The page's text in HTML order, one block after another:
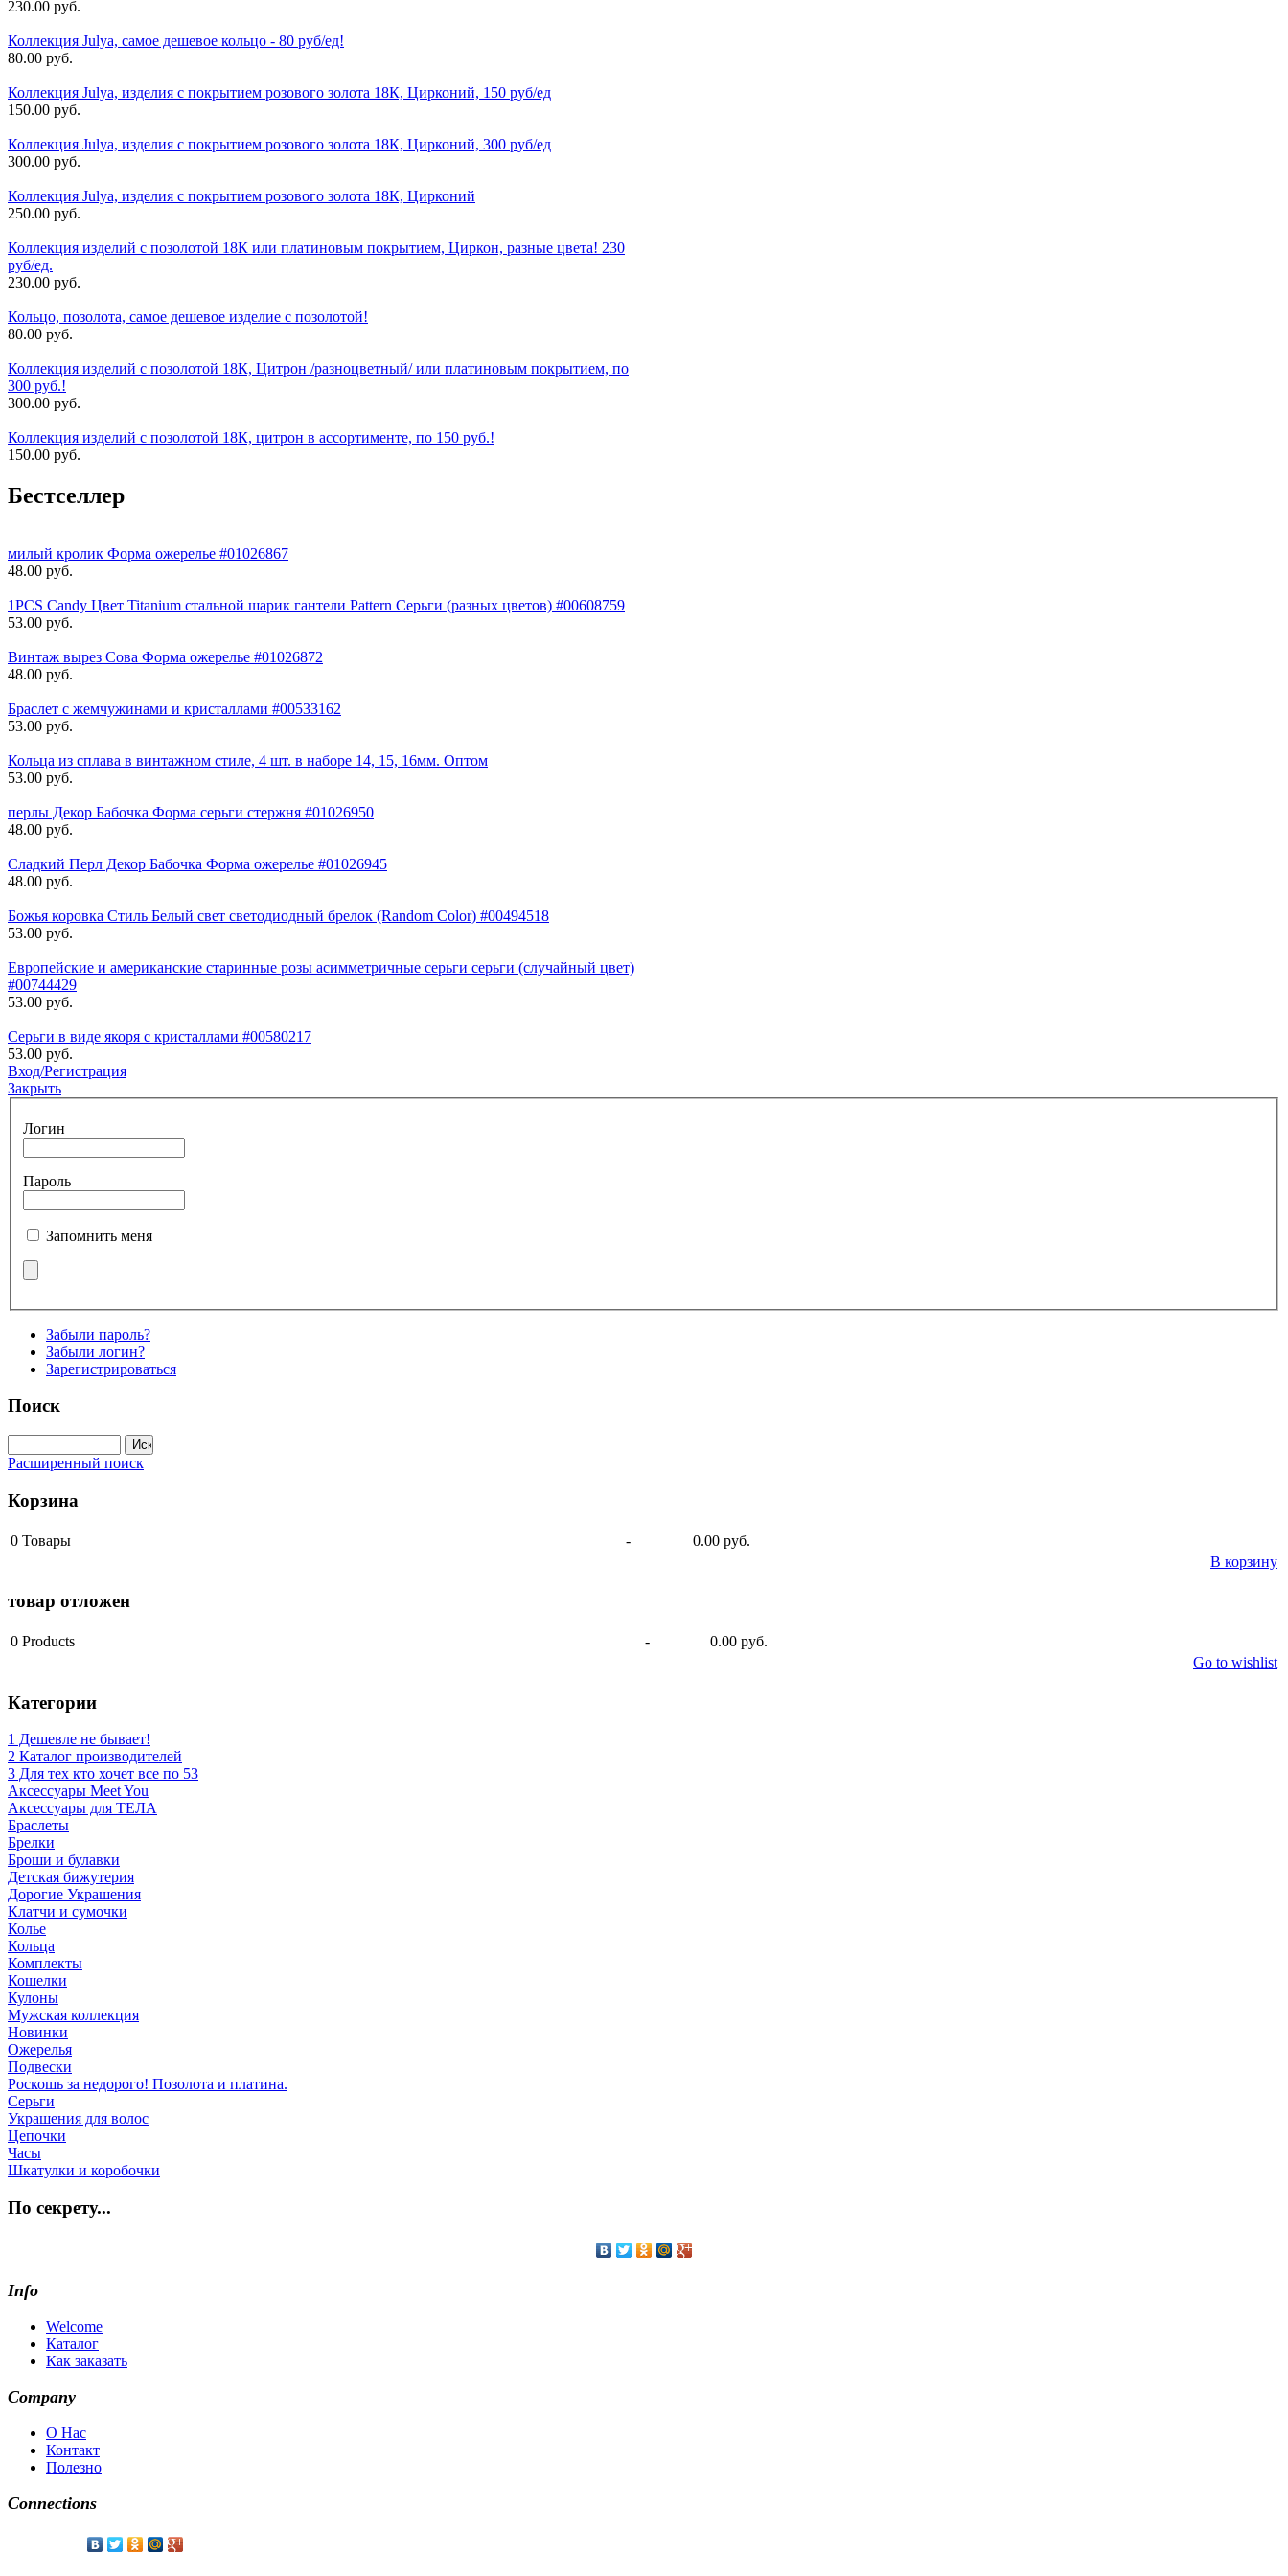
230.00 руб.
Коллекция Julya, самое дешевое кольцо - 80 руб/ед!
80.00 руб.
Коллекция Julya, изделия с покрытием розового золота 18К, Цирконий, 150 руб/ед
150.00 руб.
Коллекция Julya, изделия с покрытием розового золота 18К, Цирконий, 300 руб/ед
300.00 руб.
Коллекция Julya, изделия с покрытием розового золота 18К, Цирконий
250.00 руб.
Коллекция изделий с позолотой 18К или платиновым покрытием, Циркон, разные цвета! 230
руб/ед.
230.00 руб.
Кольцо, позолота, самое дешевое изделие с позолотой!
80.00 руб.
Коллекция изделий с позолотой 18К, Цитрон /разноцветный/ или платиновым покрытием, по
300 руб.!
300.00 руб.
Коллекция изделий с позолотой 18К, цитрон в ассортименте, по 150 руб.!
150.00 руб.
Бестселлер
милый кролик Форма ожерелье #01026867
48.00 руб.
1PCS Candy Цвет Titanium стальной шарик гантели Pattern Серьги (разных цветов) #00608759
53.00 руб.
Винтаж вырез Сова Форма ожерелье #01026872
48.00 руб.
Браслет с жемчужинами и кристаллами #00533162
53.00 руб.
Кольца из сплава в винтажном стиле, 4 шт. в наборе 14, 15, 16мм. Оптом
53.00 руб.
перлы Декор Бабочка Форма серьги стержня #01026950
48.00 руб.
Сладкий Перл Декор Бабочка Форма ожерелье #01026945
48.00 руб.
Божья коровка Стиль Белый свет светодиодный брелок (Random Color) #00494518
53.00 руб.
Европейские и американские старинные розы асимметричные серьги серьги (случайный цвет)
#00744429
53.00 руб.
Серьги в виде якоря с кристаллами #00580217
53.00 руб.
Вход/Регистрация
Закрыть
Логин
Пароль
Запомнить меня
Забыли пароль?
Забыли логин?
Зарегистрироваться
Поиск
Расширенный поиск
Корзина
0 Товары -
0.00 руб.
В корзину
товар отложен
0 Products -
0.00 руб.
Go to wishlist
Категории
1 Дешевле не бывает!
2 Каталог производителей
3 Для тех кто хочет все по 53
Аксессуары Meet You
Аксессуары для ТЕЛА
Браслеты
Брелки
Броши и булавки
Детская бижутерия
Дорогие Украшения
Клатчи и сумочки
Колье
Кольца
Комплекты
Кошелки
Кулоны
Мужская коллекция
Новинки
Ожерелья
Подвески
Роскошь за недорого! Позолота и платина.
Серьги
Украшения для волос
Цепочки
Часы
Шкатулки и коробочки
По секрету...
Info
Welcome
Каталог
Как заказать
Company
О Нас
Контакт
Полезно
Connections